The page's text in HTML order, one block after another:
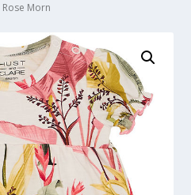
Morn